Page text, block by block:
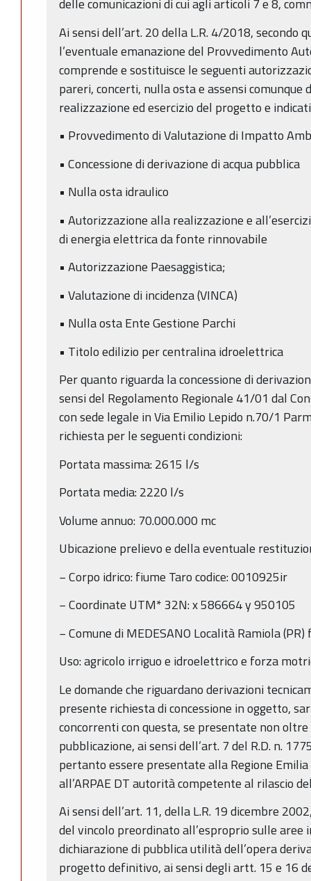
delle comunicazioni di cui agli articoli 7 e 8,
Ai sensi dell’art. 20 della L.R. 4/2018, secondo
l’eventuale emanazione del Provvedimento
comprende e sostituisce le seguenti
pareri, concerti, nulla osta e assensi comunque
realizzazione ed esercizio del progetto e
• Provvedimento di Valutazione di Impatto
• Concessione di derivazione di acqua pubblica
• Nulla osta idraulico
• Autorizzazione alla realizzazione e
di energia elettrica da fonte rinnovabile
• Autorizzazione Paesaggistica;
• Valutazione di incidenza (VINCA)
• Nulla osta Ente Gestione Parchi
• Titolo edilizio per centralina idroelettrica
Per quanto riguarda la concessione di
sensi del Regolamento Regionale 41/01 dal
con sede legale in Via Emilio Lepido n.70/1
richiesta per le seguenti condizioni:
Portata massima: 2615 l/s
Portata media: 2220 l/s
Volume annuo: 70.000.000 mc
Ubicazione prelievo e della eventuale
− Corpo idrico: fiume Taro codice: 0010925ir
− Coordinate UTM* 32N: x 586664 y 950105
− Comune di MEDESANO Località Ramiola
Uso: agricolo irriguo e idroelettrico e forza
Le domande che riguardano derivazioni
presente richiesta di concessione in oggetto,
concorrenti con questa, se presentate non
pubblicazione, ai sensi dell’art. 7 del R.D. n.
pertanto essere presentate alla Regione Emilia
all’ARPAE DT autorità competente al rilascio
Ai sensi dell’art. 11, della L.R. 19 dicembre
del vincolo preordinato all’esproprio sulle
dichiarazione di pubblica utilità dell’opera
progetto definitivo, ai sensi degli artt. 15 e 16